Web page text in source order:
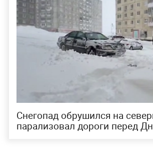
Снегопад обрушился на
парализовал дороги перед